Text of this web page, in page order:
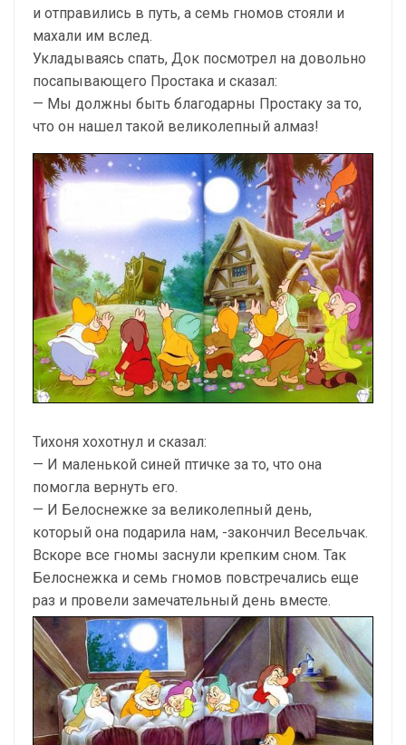
и отправились в путь, а семь гномов стояли и
махали им вслед.
Укладываясь спать, Док посмотрел на довольно
посапывающего Простака и сказал:
— Мы должны быть благодарны Простаку за то,
что он нашел такой великолепный алмаз!
Тихоня хохотнул и сказал:
— И маленькой синей птичке за то, что она
помогла вернуть его.
— И Белоснежке за великолепный день,
который она подарила нам, -закончил Весельчак.
Вскоре все гномы заснули крепким сном. Так
Белоснежка и семь гномов повстречались еще
раз и провели замечательный день вместе.